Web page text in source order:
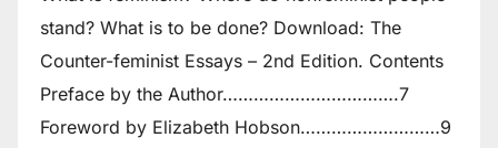
stand? What is to be done? Download: The
Counter-feminist Essays – 2nd Edition. Contents
Preface by the Author…………………………….7
Foreword by Elizabeth Hobson………………………9